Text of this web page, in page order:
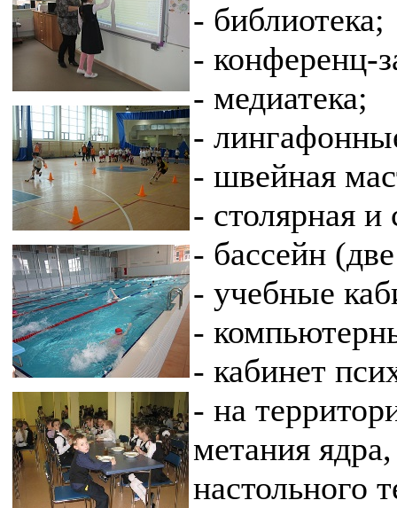
- библиотека;
- конференц-
- медиатека;
-
- швейная
- столярная и
- бассейн
- учебные
-
- кабинет
- на
метания
настольного